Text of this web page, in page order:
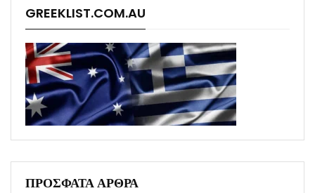
GREEKLIST.COM.AU
ΠΡΟΣΦΑΤΑ ΑΡΘΡΑ